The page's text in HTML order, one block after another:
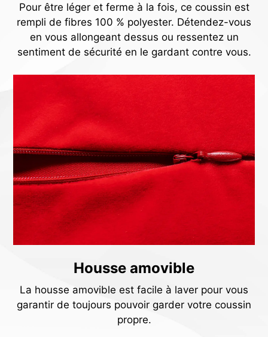
Pour être léger et ferme à la fois, ce coussin est
rempli de fibres 100 % polyester. Détendez-vous
en vous allongeant dessus ou ressentez un
sentiment de sécurité en le gardant contre vous.
Housse amovible
La housse amovible est facile à laver pour vous
garantir de toujours pouvoir garder votre coussin
propre.